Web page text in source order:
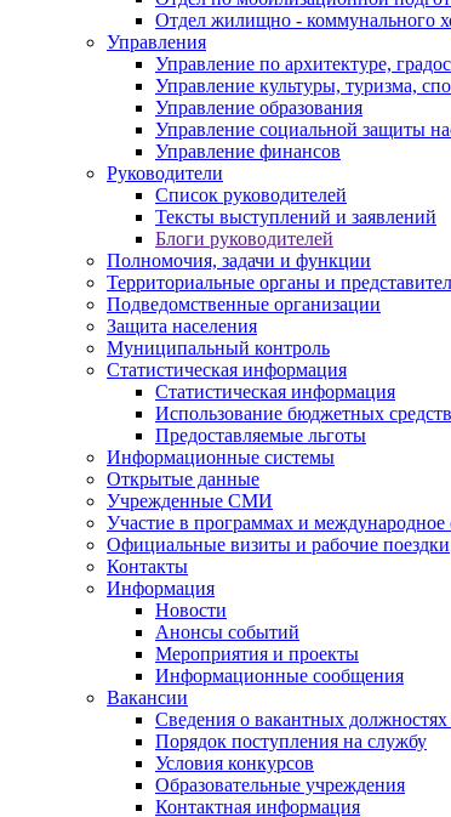
Отдел жилищно - коммунального
Управления
Управление по архитектуре,
Управление культуры, туризма,
Управление образования
Управление социальной защиты
Управление финансов
Руководители
Список руководителей
Тексты выступлений и заявлений
Блоги руководителей
Полномочия, задачи и функции
Территориальные органы и
Подведомственные организации
Защита населения
Муниципальный контроль
Статистическая информация
Статистическая информация
Использование бюджетных средств
Предоставляемые льготы
Информационные системы
Открытые данные
Учрежденные СМИ
Участие в программах и международное
Официальные визиты и рабочие поездки
Контакты
Информация
Новости
Анонсы событий
Мероприятия и проекты
Информационные сообщения
Вакансии
Сведения о вакантных должностях
Порядок поступления на службу
Условия конкурсов
Образовательные учреждения
Контактная информация